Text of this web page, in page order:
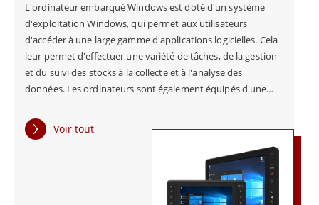
qu'il s'agisse de températures extrêmes ou de chocs
et de vibrations. Ils peuvent être montés en toute
sécurité sur des chariots élévateurs et d'autres
équipements de manutention de produits,
localisation en temps réel. Cela permet d'accroître
l'efficacité de la manutention des matériaux et de
réduire les délais de manutention, rationalisant ainsi
la chaîne d'approvisionnement.
L'ordinateur embarqué Windows est doté d'un système
d'exploitation Windows, qui permet aux utilisateurs
d'accéder à une large gamme d'applications logicielles. Cela
leur permet d'effectuer une variété de tâches, de la gestion
et du suivi des stocks à la collecte et à l'analyse des
données. Les ordinateurs sont également équipés d'une
l'interaction avec les applications logicielles.
Voir tout